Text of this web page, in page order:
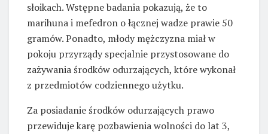
słoikach. Wstępne badania pokazują, że to
marihuna i mefedron o łącznej wadze prawie 50
gramów. Ponadto, młody mężczyzna miał w
pokoju przyrządy specjalnie przystosowane do
zażywania środków odurzających, które wykonał
z przedmiotów codziennego użytku.
Za posiadanie środków odurzających prawo
przewiduje karę pozbawienia wolności do lat 3,